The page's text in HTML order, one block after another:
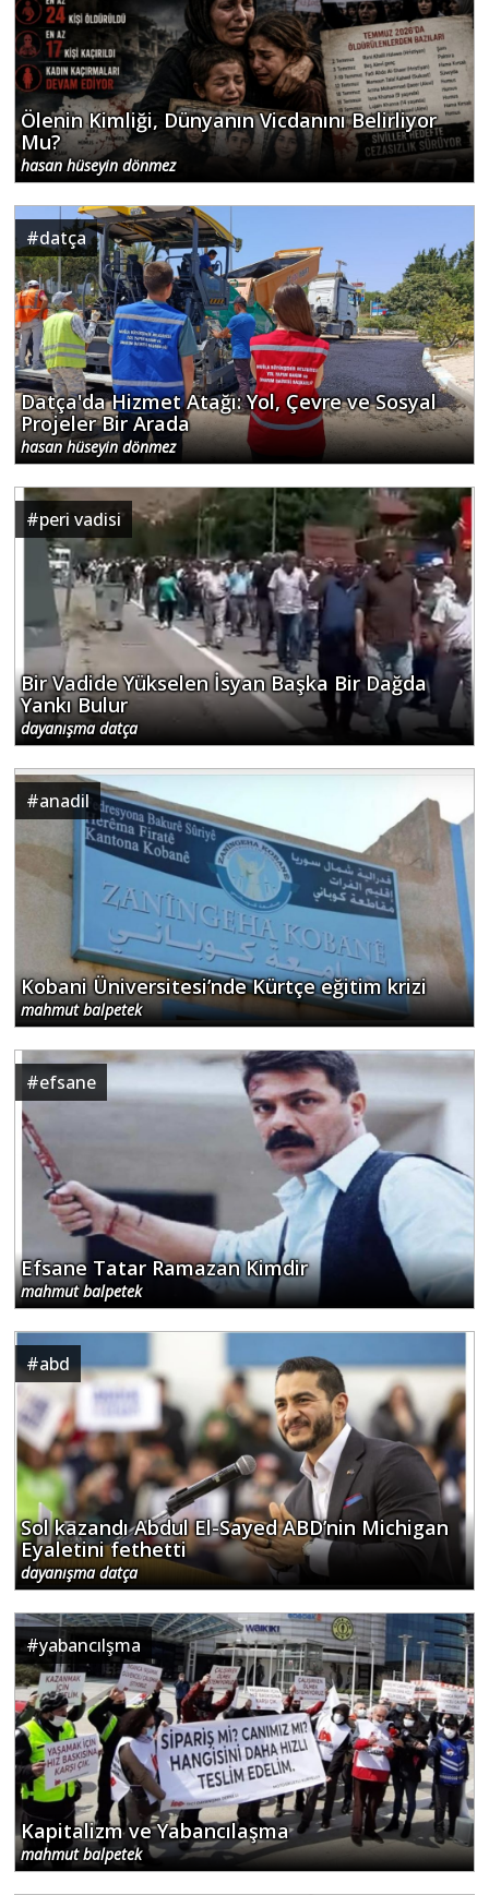
Ölenin Kimliği, Dünyanın Vicdanını Belirliyor
Mu?
hasan hüseyin dönmez
#datça
Datça'da Hizmet Atağı: Yol, Çevre ve Sosyal
Projeler Bir Arada
hasan hüseyin dönmez
#peri vadisi
Bir Vadide Yükselen İsyan Başka Bir Dağda
Yankı Bulur
dayanışma datça
#anadil
Kobani Üniversitesi’nde Kürtçe eğitim krizi
mahmut balpetek
#efsane
Efsane Tatar Ramazan Kimdir
mahmut balpetek
#abd
Sol kazandı Abdul El-Sayed ABD’nin Michigan
Eyaletini fethetti
dayanışma datça
#yabancılşma
Kapitalizm ve Yabancılaşma
mahmut balpetek